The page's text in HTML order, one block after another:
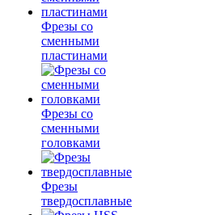
Фрезы со
сменными
пластинами
Фрезы со
сменными
головками
Фрезы
твердосплавные